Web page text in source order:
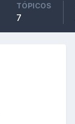
TÓPICOS
7